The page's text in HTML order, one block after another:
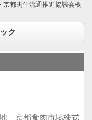
京都肉牛流通推進協議会概
ク
京都食肉市場株式